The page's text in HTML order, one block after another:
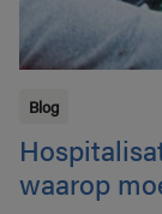
Blog
waarop